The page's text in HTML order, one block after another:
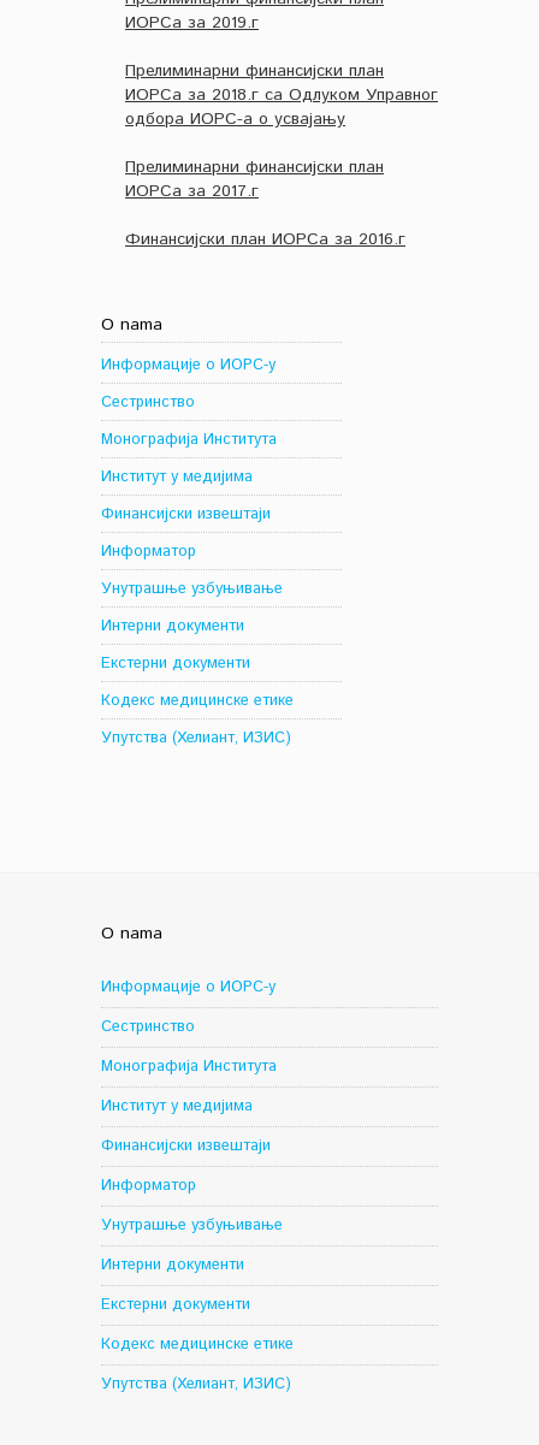
ИОРСа за 2019.г
Прелиминарни финансијски план
ИОРСа за 2018.г са Одлуком Управног
одбора ИОРС-а о усвајању
Прелиминарни финансијски план
ИОРСа за 2017.г
Финансијски план ИОРСа за 2016.г
O nama
Информације о ИОРС-у
Сестринство
Монографија Института
Институт у медијима
Финансијски извештаји
Информатор
Унутрашње узбуњивање
Интерни документи
Екстерни документи
Кодекс медицинске етике
Упутства (Хелиант, ИЗИС)
O nama
Информације о ИОРС-у
Сестринство
Монографија Института
Институт у медијима
Финансијски извештаји
Информатор
Унутрашње узбуњивање
Интерни документи
Екстерни документи
Кодекс медицинске етике
Упутства (Хелиант, ИЗИС)